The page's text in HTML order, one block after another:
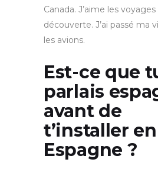
Canada. J’aime les
découverte. J’ai passé ma
les avions.
Est-ce que
parlais
avant de
t’installer en
Espagne ?